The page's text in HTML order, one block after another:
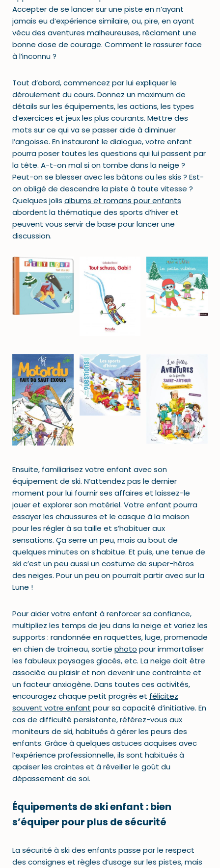
Accepter de se lancer sur une piste en n’ayant
jamais eu d’expérience similaire, ou, pire, en ayant
vécu des aventures malheureuses, réclament une
bonne dose de courage. Comment le rassurer face
à l’inconnu ?
Tout d’abord, commencez par lui expliquer le
déroulement du cours. Donnez un maximum de
détails sur les équipements, les actions, les types
d’exercices et jeux les plus courants. Mettre des
mots sur ce qui va se passer aide à diminuer
l’angoisse. En instaurant le dialogue, votre enfant
pourra poser toutes les questions qui lui passent par
la tête. A-t-on mal si on tombe dans la neige ?
Peut-on se blesser avec les bâtons ou les skis ? Est-
on obligé de descendre la piste à toute vitesse ?
Quelques jolis albums et romans pour enfants
abordent la thématique des sports d’hiver et
peuvent vous servir de base pour lancer une
discussion.
Ensuite, familiarisez votre enfant avec son
équipement de ski. N’attendez pas le dernier
moment pour lui fournir ses affaires et laissez-le
jouer et explorer son matériel. Votre enfant pourra
essayer les chaussures et le casque à la maison
pour les régler à sa taille et s’habituer aux
sensations. Ça serre un peu, mais au bout de
quelques minutes on s’habitue. Et puis, une tenue de
ski c’est un peu aussi un costume de super-héros
des neiges. Pour un peu on pourrait partir avec sur la
Lune !
Pour aider votre enfant à renforcer sa confiance,
multipliez les temps de jeu dans la neige et variez les
supports : randonnée en raquettes, luge, promenade
en chien de traineau, sortie photo pour immortaliser
les fabuleux paysages glacés, etc. La neige doit être
associée au plaisir et non devenir une contrainte et
un facteur anxiogène. Dans toutes ces activités,
encouragez chaque petit progrès et félicitez
souvent votre enfant pour sa capacité d’initiative. En
cas de difficulté persistante, référez-vous aux
moniteurs de ski, habitués à gérer les peurs des
enfants. Grâce à quelques astuces acquises avec
l’expérience professionnelle, ils sont habitués à
apaiser les craintes et à réveiller le goût du
dépassement de soi.
Équipements de ski enfant : bien
s’équiper pour plus de sécurité
La sécurité à ski des enfants passe par le respect
des consignes et règles d’usage sur les pistes, mais